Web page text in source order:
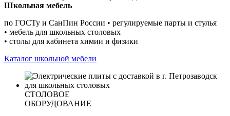
Школьная мебель
по ГОСТу и СанПин России • регулируемые парты и стулья
• мебель для школьных столовых
• столы для кабинета химии и физики
Каталог школьной мебели
СТОЛОВОЕ
ОБОРУДОВАНИЕ